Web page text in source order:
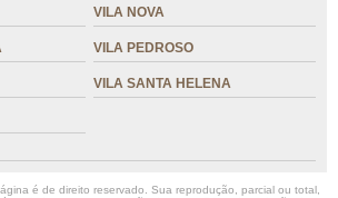
VILA NOVA
VILA PEDROSO
VILA SANTA HELENA
é de direito reservado. Sua reprodução, parcial ou total,